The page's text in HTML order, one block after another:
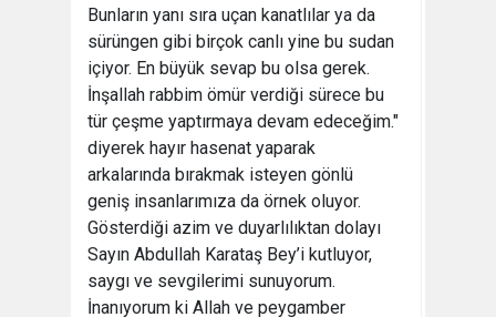
Bunların yanı sıra uçan kanatlılar ya da
sürüngen gibi birçok canlı yine bu sudan
içiyor. En büyük sevap bu olsa gerek.
İnşallah rabbim ömür verdiği sürece bu
tür çeşme yaptırmaya devam edeceğim."
diyerek hayır hasenat yaparak
arkalarında bırakmak isteyen gönlü
geniş insanlarımıza da örnek oluyor.
Gösterdiği azim ve duyarlılıktan dolayı
Sayın Abdullah Karataş Bey’i kutluyor,
saygı ve sevgilerimi sunuyorum.
İnanıyorum ki Allah ve peygamber